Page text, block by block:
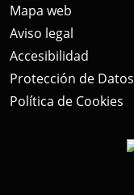
Mapa web
Aviso legal
Accesibilidad
Protección de Datos
Política de Cookies